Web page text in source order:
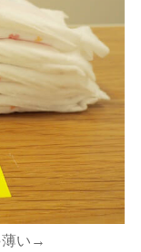
い→